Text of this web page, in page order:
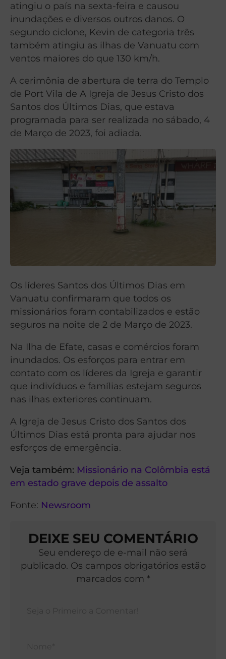
atingiu o país na sexta-feira e causou
inundações e diversos outros danos. O
segundo ciclone, Kevin de categoria três
também atingiu as ilhas de Vanuatu com
ventos maiores do que 130 km/h.
A cerimônia de abertura de terra do Templo
de Port Vila de A Igreja de Jesus Cristo dos
Santos dos Últimos Dias, que estava
programada para ser realizada no sábado, 4
de Março de 2023, foi adiada.
Os líderes Santos dos Últimos Dias em
Vanuatu confirmaram que todos os
missionários foram contabilizados e estão
seguros na noite de 2 de Março de 2023.
Na Ilha de Efate, casas e comércios foram
inundados. Os esforços para entrar em
contato com os líderes da Igreja e garantir
que indivíduos e famílias estejam seguros
nas ilhas exteriores continuam.
A Igreja de Jesus Cristo dos Santos dos
Últimos Dias está pronta para ajudar nos
esforços de emergência.
Veja também: Missionário na Colômbia está
em estado grave depois de assalto
Fonte: Newsroom
DEIXE SEU COMENTÁRIO
Seu endereço de e-mail não será
publicado. Os campos obrigatórios estão
marcados com *